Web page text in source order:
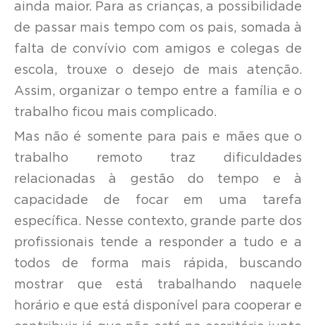
ainda maior. Para as crianças, a possibilidade
de passar mais tempo com os pais, somada à
falta de convívio com amigos e colegas de
escola, trouxe o desejo de mais atenção.
Assim, organizar o tempo entre a família e o
trabalho ficou mais complicado.
Mas não é somente para pais e mães que o
trabalho remoto traz dificuldades
relacionadas à gestão do tempo e à
capacidade de focar em uma tarefa
específica. Nesse contexto, grande parte dos
profissionais tende a responder a tudo e a
todos de forma mais rápida, buscando
mostrar que está trabalhando naquele
horário e que está disponível para cooperar e